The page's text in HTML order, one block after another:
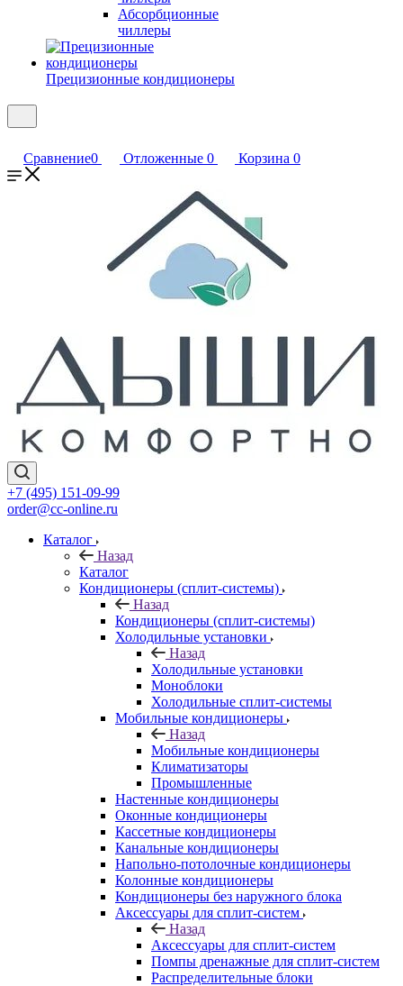
Абсорбционные
чиллеры
Прецизионные кондиционеры
Сравнение0 Отложенные 0 Корзина 0
+7 (495) 151-09-99
order@cc-online.ru
Каталог
Назад
Каталог
Кондиционеры (сплит-системы)
Назад
Кондиционеры (сплит-системы)
Холодильные установки
Назад
Холодильные установки
Моноблоки
Холодильные сплит-системы
Мобильные кондиционеры
Назад
Мобильные кондиционеры
Климатизаторы
Промышленные
Настенные кондиционеры
Оконные кондиционеры
Кассетные кондиционеры
Канальные кондиционеры
Напольно-потолочные кондиционеры
Колонные кондиционеры
Кондиционеры без наружного блока
Аксессуары для сплит-систем
Назад
Аксессуары для сплит-систем
Помпы дренажные для сплит-систем
Распределительные блоки